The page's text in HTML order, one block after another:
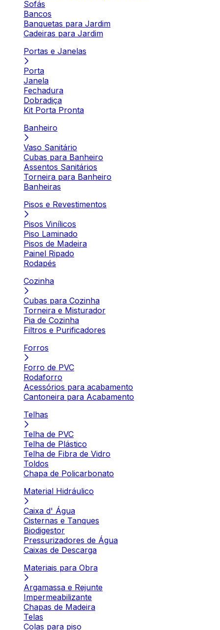
Sofás
Bancos
Banquetas para Jardim
Cadeiras para Jardim
Portas e Janelas
Porta
Janela
Fechadura
Dobradiça
Kit Porta Pronta
Banheiro
Vaso Sanitário
Cubas para Banheiro
Assentos Sanitários
Torneira para Banheiro
Banheiras
Pisos e Revestimentos
Pisos Vinílicos
Piso Laminado
Pisos de Madeira
Painel Ripado
Rodapés
Cozinha
Cubas para Cozinha
Torneira e Misturador
Pia de Cozinha
Filtros e Purificadores
Forros
Forro de PVC
Rodaforro
Acessórios para acabamento
Cantoneira para Acabamento
Telhas
Telha de PVC
Telha de Plástico
Telha de Fibra de Vidro
Toldos
Chapa de Policarbonato
Material Hidráulico
Caixa d' Água
Cisternas e Tanques
Biodigestor
Pressurizadores de Água
Caixas de Descarga
Materiais para Obra
Argamassa e Rejunte
Impermeabilizante
Chapas de Madeira
Telas
Colas para piso